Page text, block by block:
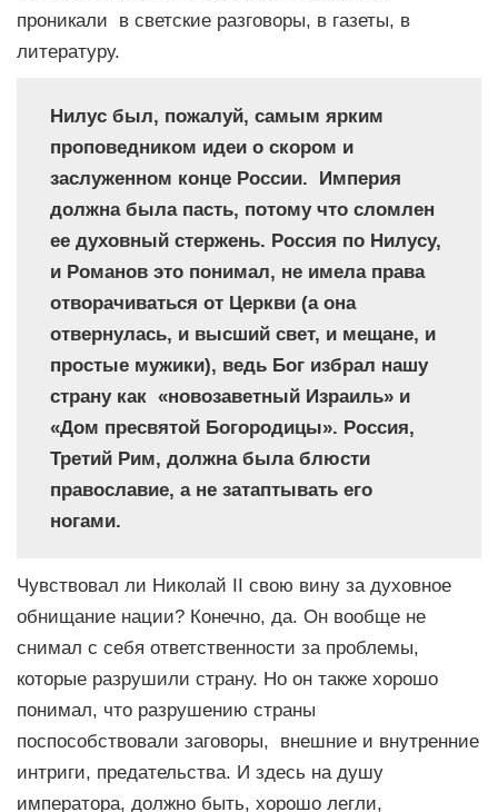
проникали в светские разговоры, в газеты, в
литературу.
Нилус был, пожалуй, самым ярким
проповедником идеи о скором и
заслуженном конце России. Империя
должна была пасть, потому что сломлен
ее духовный стержень. Россия по Нилусу,
и Романов это понимал, не имела права
отворачиваться от Церкви (а она
отвернулась, и высший свет, и мещане, и
простые мужики), ведь Бог избрал нашу
страну как «новозаветный Израиль» и
«Дом пресвятой Богородицы». Россия,
Третий Рим, должна была блюсти
православие, а не затаптывать его
ногами.
Чувствовал ли Николай II cвою вину за духовное
обнищание нации? Конечно, да. Он вообще не
снимал с себя ответственности за проблемы,
которые разрушили страну. Но он также хорошо
понимал, что разрушению страны
поспособствовали заговоры, внешние и внутренние
интриги, предательства. И здесь на душу
императора, должно быть, хорошо легли,